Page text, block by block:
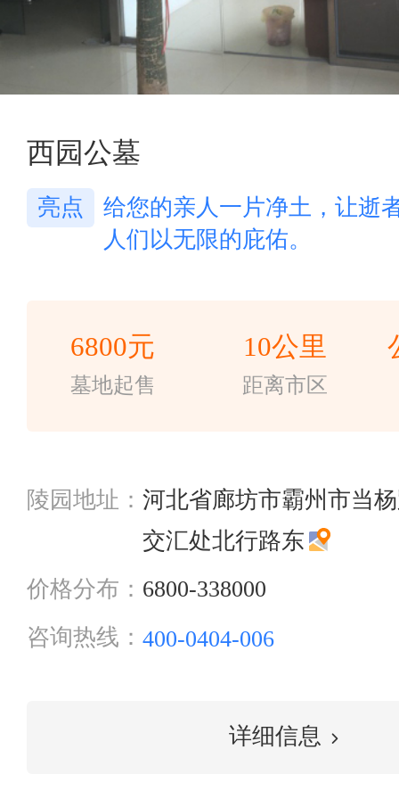
西园公墓
亮点
给您的亲人一片净土，让逝
人们以无限的庇佑。
6800元
墓地起售
10公里
距离市区
陵园地址： 河北省廊坊市霸州市当
交汇处北行路东
价格分布： 6800-338000
咨询热线： 400-0404-006
详细信息